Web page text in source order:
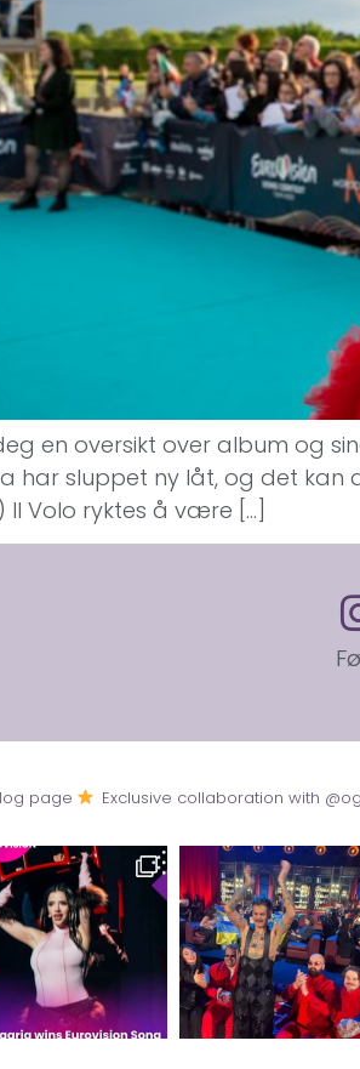
en oversikt over album og
har sluppet ny låt, og det kan
Il Volo ryktes å være […]
page Exclusive collaboration with